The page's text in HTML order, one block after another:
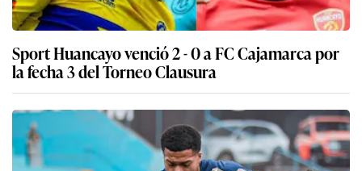
Sport Huancayo venció 2 - 0 a FC Cajamarca por
la fecha 3 del Torneo Clausura